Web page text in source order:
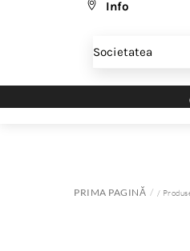
Info
Societatea
PRIMA PAGINĂ /